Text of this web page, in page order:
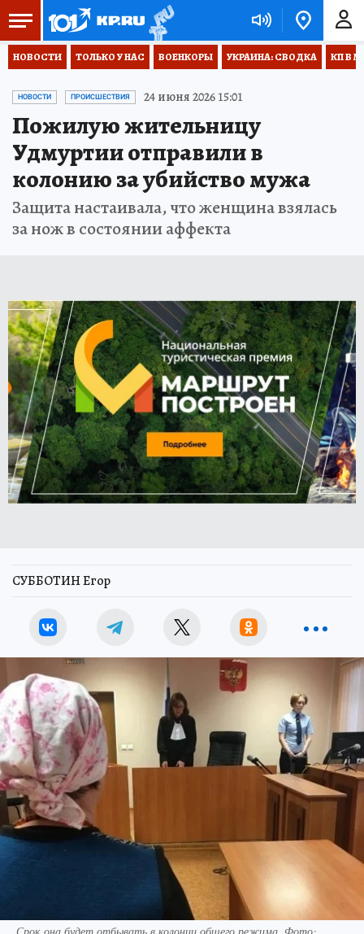
НОВОСТИ ТОЛЬКО У НАС ВОЕНКОРЫ УКРАИНА: СВОДКА КП В
НОВОСТИ ПРОИСШЕСТВИЯ 24 июня 2026 15:01
Пожилую жительницу
Удмуртии отправили в
колонию за убийство мужа
Защита настаивала, что женщина взялась
за нож в состоянии аффекта
СУББОТИН Егор
Срок она будет отбывать в колонии общего режима. Фото: